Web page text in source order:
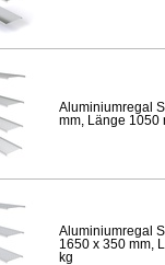
Aluminiumregal
mm, Länge 1050
Aluminiumregal
1650 x 350 mm,
kg